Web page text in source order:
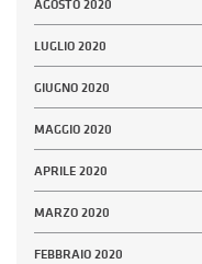
AGOSTO 2020
LUGLIO 2020
GIUGNO 2020
MAGGIO 2020
APRILE 2020
MARZO 2020
FEBBRAIO 2020